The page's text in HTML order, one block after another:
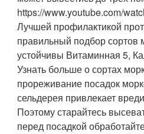
https://www.youtube.com/
Лучшей профилактикой
правильный подбор сортов
устойчивы Витаминная 5,
Узнать больше о сортах
прореживание посадок
сельдерея привлекает
Поэтому старайтесь
перед посадкой